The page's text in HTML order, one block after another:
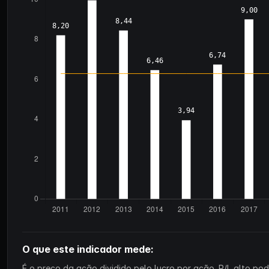
O que este indicador mede: